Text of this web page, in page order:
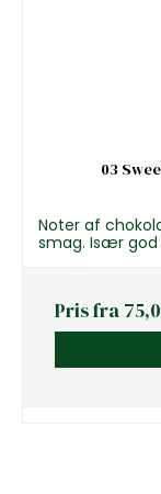
03
Noter af
smag. Især
Pris fra